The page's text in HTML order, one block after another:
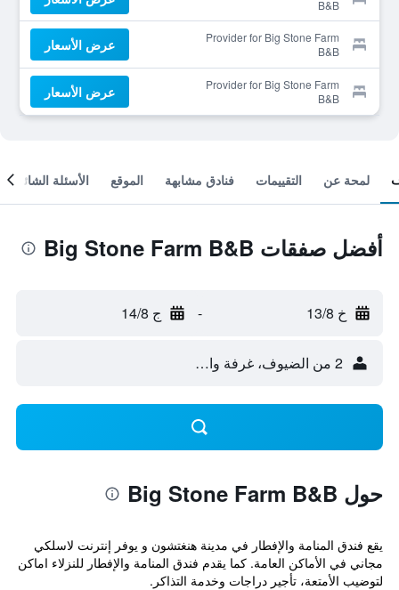
B&B
Provider for Big Stone Farm
B&B
عرض الأسعار
Provider for Big Stone Farm
B&B
عرض الأسعار
لمحة عن التقييمات فنادق مشابهة الموقع الأسئلة الشائعة
أفضل صفقات Big Stone Farm B&B
خ 13/8 - ج 14/8
2 من الضيوف، غرفة واحدة
حول Big Stone Farm B&B
يقع فندق المنامة والإفطار في مدينة هنغتشون و يوفر إنترنت لاسلكي
مجاني في الأماكن العامة. كما يقدم فندق المنامة والإفطار للنزلاء اماكن
لتوضيب الأمتعة، تأجير دراجات وخدمة التذاكر.